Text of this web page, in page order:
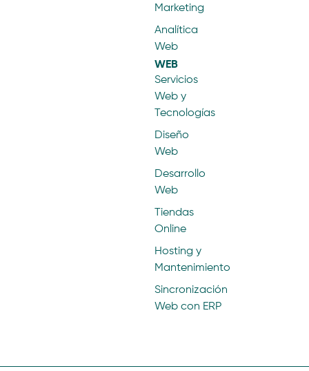
Marketing
Analítica
Web
WEB
Servicios
Web y
Tecnologías
Diseño
Web
Desarrollo
Web
Tiendas
Online
Hosting y
Mantenimiento
Sincronización
Web con ERP